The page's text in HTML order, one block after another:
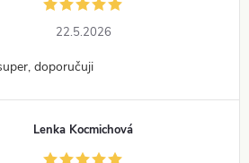
22.5.2026
doporučuji
Lenka Kocmichová